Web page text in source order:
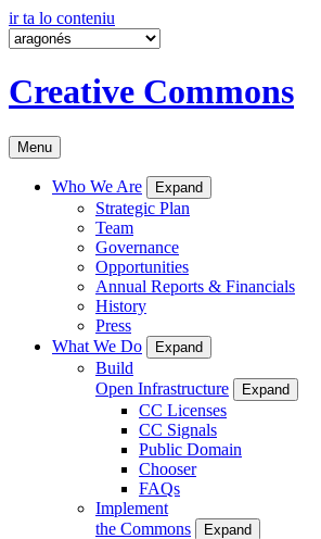
ir ta lo conteniu
Creative Commons
Menu
Who We Are Expand
Strategic Plan
Team
Governance
Opportunities
Annual Reports & Financials
History
Press
What We Do
Expand
Build
Open Infrastructure
Expand
CC Licenses
CC Signals
Public Domain
Chooser
FAQs
Implement
the Commons
Expand